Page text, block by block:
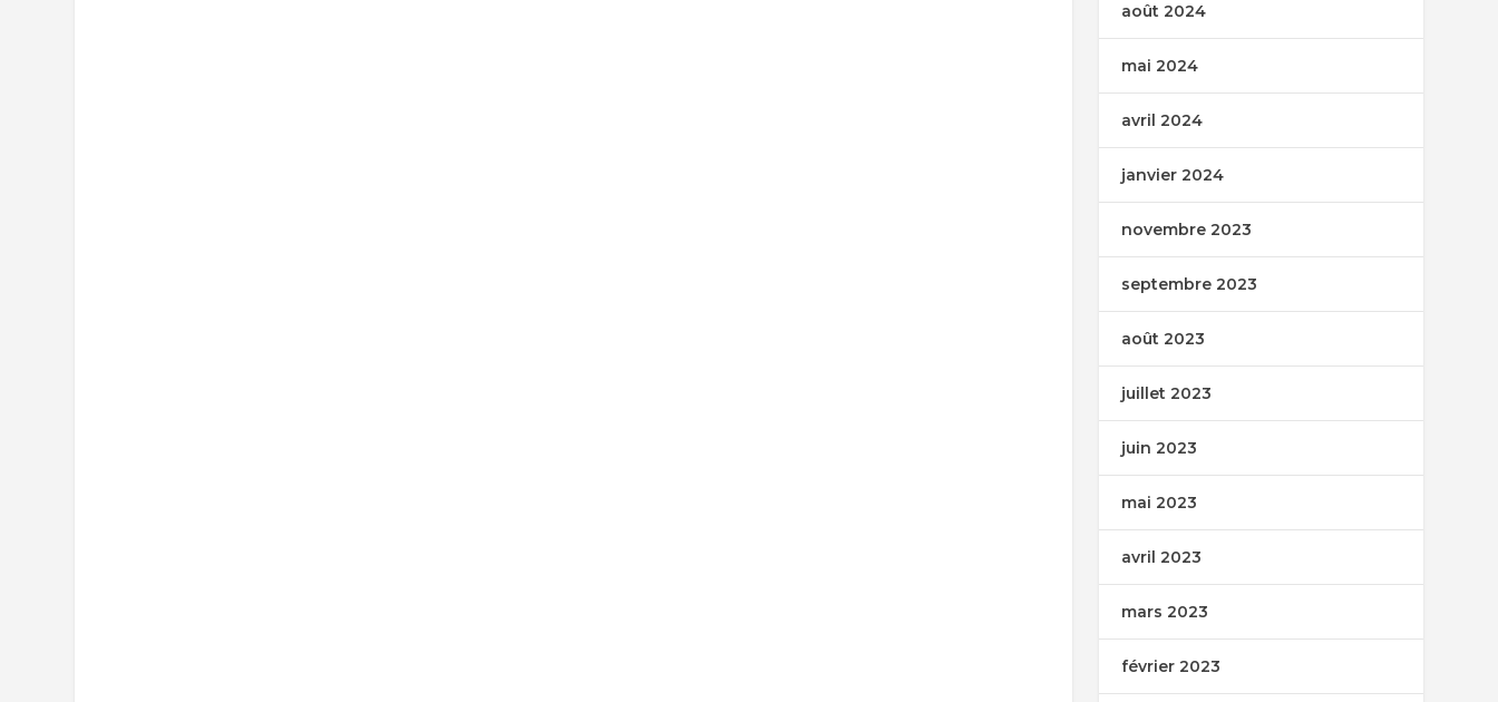
août 2024
mai 2024
avril 2024
janvier 2024
novembre 2023
septembre 2023
août 2023
juillet 2023
juin 2023
mai 2023
avril 2023
mars 2023
février 2023